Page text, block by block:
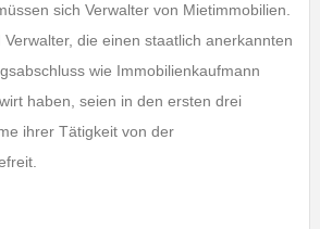
sich Verwalter von Mietimmobilien.
die einen staatlich anerkannten
wie Immobilienkaufmann
haben, seien in den ersten drei
ihrer Tätigkeit von der